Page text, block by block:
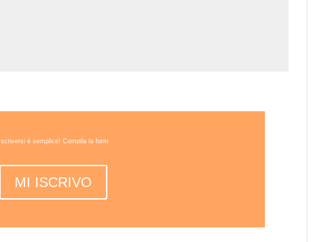
Iscriversi è semplice! Compila la form
MI ISCRIVO